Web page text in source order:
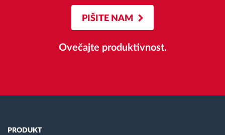
PIŠITE NAM
Ovečajte produktivnost.
PRODUKT